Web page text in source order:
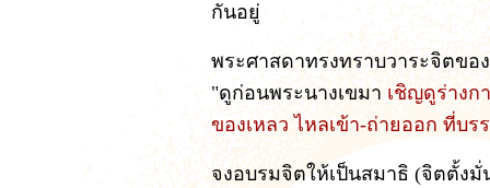
กันอยู่
พระศาสดาทรงทราบวาระจิตข
"ดูก่อนพระนางเขมา เชิญดูร่างก
ของเหลว ไหลเข้า-ถ่ายออก ที่บ
จงอบรมจิตให้เป็นสมาธิ (จิตตั้ง